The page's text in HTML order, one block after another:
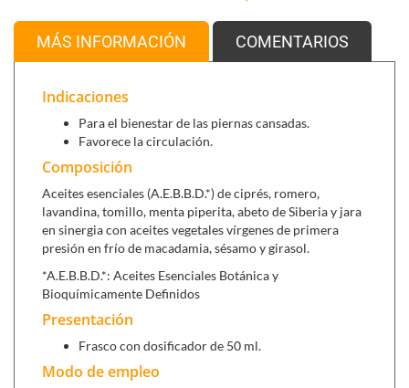
MÁS INFORMACIÓN COMENTARIOS
Indicaciones
Para el bienestar de las piernas cansadas.
Favorece la circulación.
Composición
Aceites esenciales (A.E.B.B.D.*) de ciprés, romero,
lavandina, tomillo, menta piperita, abeto de Siberia y jara
en sinergia con aceites vegetales vírgenes de primera
presión en frío de macadamia, sésamo y girasol.
*A.E.B.B.D.*: Aceites Esenciales Botánica y
Bioquímicamente Definidos
Presentación
Frasco con dosificador de 50 ml.
Modo de empleo